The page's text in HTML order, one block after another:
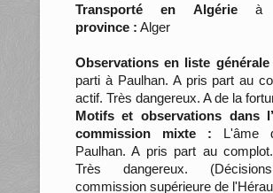
Transporté en Algérieà
province : Alger
Observations en liste générale
parti à Paulhan. A pris part au
actif. Très dangereux. A de la
Motifs et observations dans
commission mixte : L'âme
Paulhan. A pris part au
Très dangereux.
commission supérieure de